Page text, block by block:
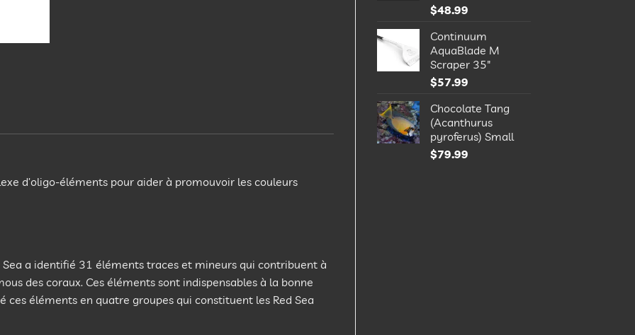
$48.99
Continuum
AquaBlade M
Scraper 35"
$57.99
Chocolate Tang
(Acanthurus
pyroferus) Small
$79.99
d’oligo-éléments pour aider à promouvoir les couleurs
Sea a identifié 31 éléments traces et mineurs qui contribuent à
des coraux. Ces éléments sont indispensables à la bonne
ces éléments en quatre groupes qui constituent les Red Sea